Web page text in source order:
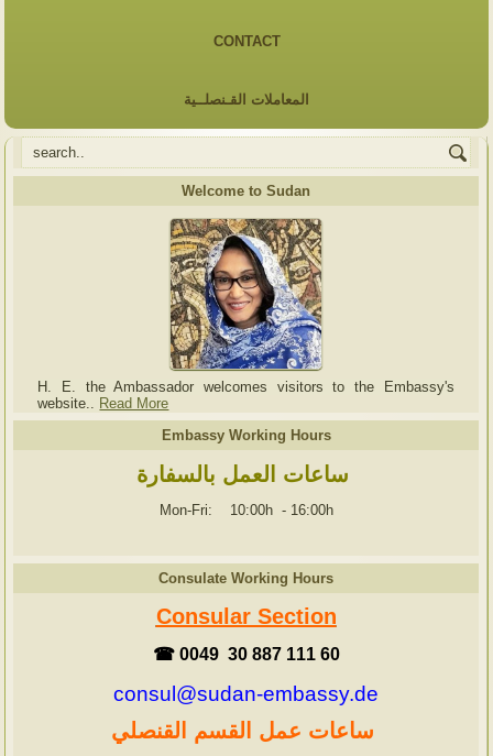
CONTACT
المعاملات القـنصلــية
Welcome to Sudan
H. E. the Ambassador welcomes visitors to the Embassy's
website..
Read More
Embassy Working Hours
ساعات العمل بالسفارة
Mon-Fri: 10:00h - 16:00h
Consulate Working Hours
Consular Section
☎ 0049 30 887 111 60
consul@sudan-embassy.de
ساعات عمل القسم القنصلي